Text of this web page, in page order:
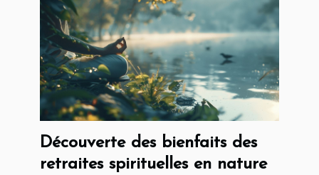
Découverte des bienfaits des
retraites spirituelles en nature